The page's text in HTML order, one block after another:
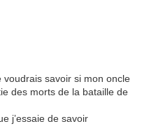
voudrais savoir si mon oncle
des morts de la bataille de
j’essaie de savoir